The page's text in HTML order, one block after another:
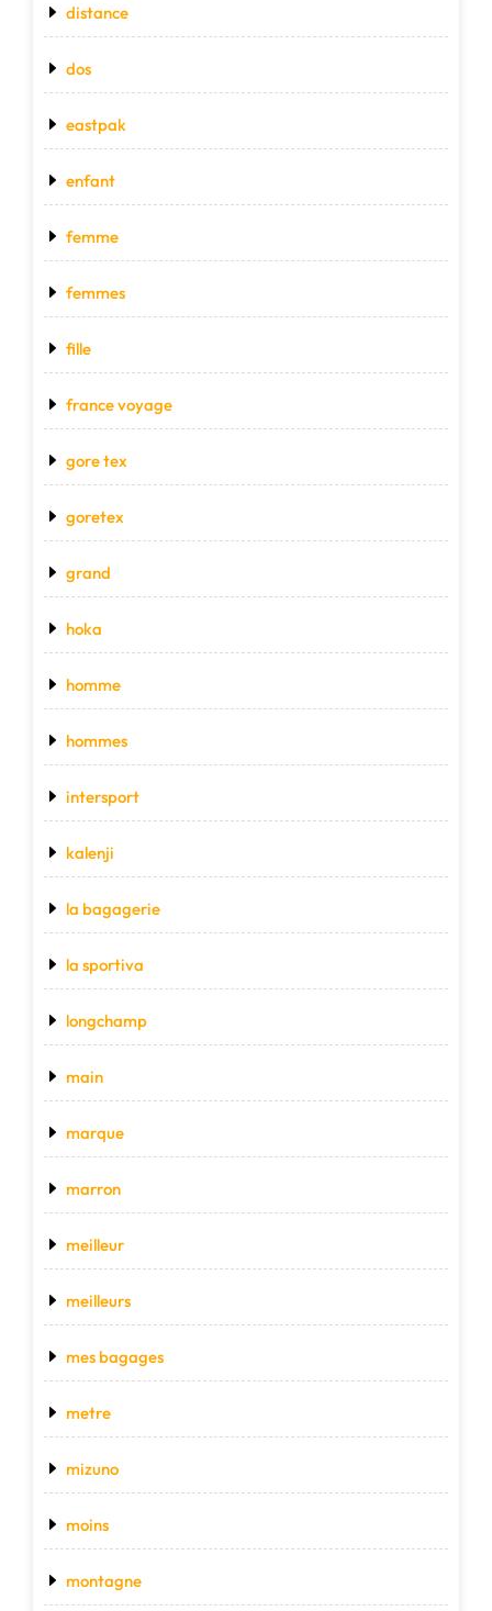
distance
dos
eastpak
enfant
femme
femmes
fille
france voyage
gore tex
goretex
grand
hoka
homme
hommes
intersport
kalenji
la bagagerie
la sportiva
longchamp
main
marque
marron
meilleur
meilleurs
mes bagages
metre
mizuno
moins
montagne